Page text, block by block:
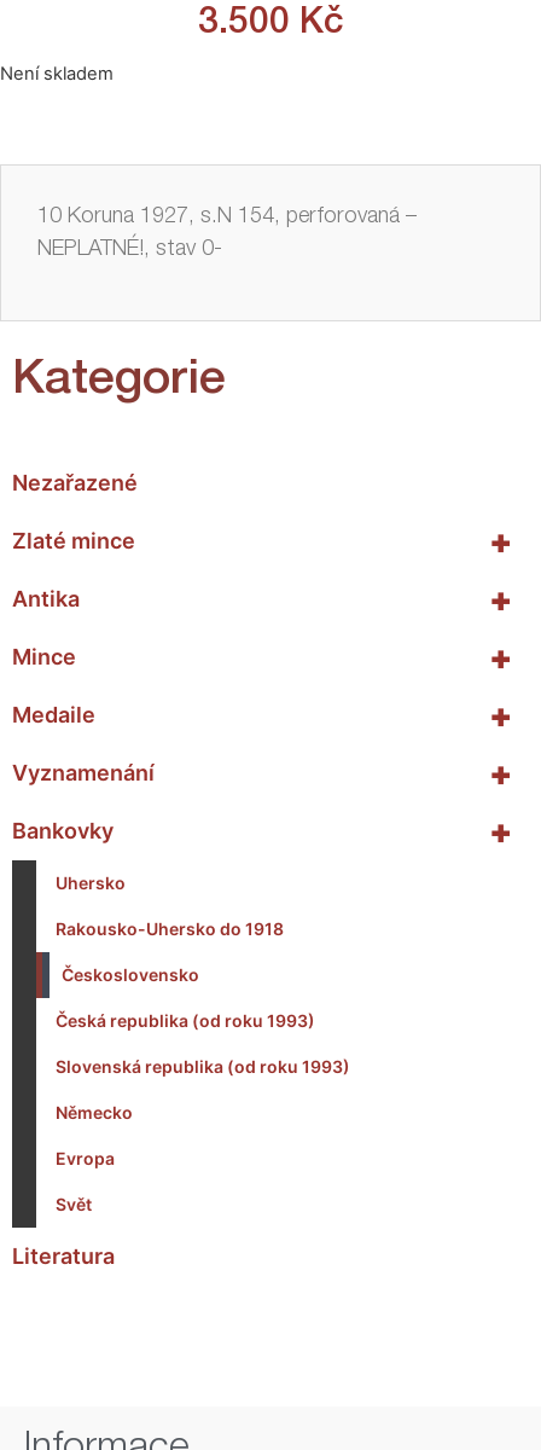
Kategorie
Nezařazené
+
Zlaté mince
+
Antika
+
Mince
+
Medaile
+
Vyznamenání
+
Bankovky
Uhersko
Rakousko-Uhersko do 1918
Československo
Česká republika (od roku 1993)
Slovenská republika (od roku 1993)
Německo
Evropa
Svět
Literatura
3.500 Kč
Není skladem
10 Koruna 1927, s.N 154, perforovaná –
NEPLATNÉ!, stav 0-